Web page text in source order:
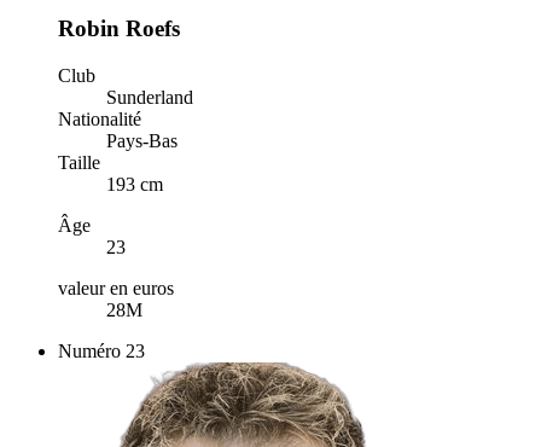
Robin Roefs
Club
Sunderland
Nationalité
Pays-Bas
Taille
193 cm
Âge
23
valeur en euros
28M
Numéro 23